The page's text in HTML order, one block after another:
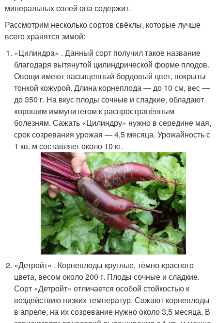
минеральных солей она содержит.
Рассмотрим несколько сортов свёклы, которые лучше
всего хранятся зимой:
«Цилиндра» . Данный сорт получил такое название
благодаря вытянутой цилиндрической форме плодов.
Овощи имеют насыщенный бордовый цвет, покрыты
тонкой кожурой. Длина корнеплода — до 10 см, вес —
до 350 г. На вкус плоды сочные и сладкие, обладают
хорошим иммунитетом к распространённым
болезням. Сажать «Цилиндру» нужно в середине мая,
срок созревания урожая — 4,5 месяца. Урожайность с
1 кв. м составляет около 10 кг.
«Детройт» . Корнеплоды круглые, тёмно-красного
цвета, весом около 200 г. Плоды сочные и сладкие.
Сорт «Детройт» отличается особой стойкостью к
воздействию низких температур. Сажают корнеплоды
в апреле, на их созревание нужно около 3,5 месяца. В